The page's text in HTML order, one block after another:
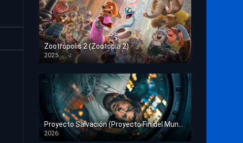
Zootrópolis 2 (Zootopia 2)
2025
HD 1080p
Proyecto Salvación (Proyecto Fin del Mundo)
2026
HD 1080p